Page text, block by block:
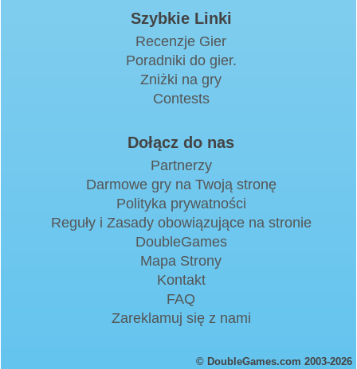
Szybkie Linki
Recenzje Gier
Poradniki do gier.
Zniżki na gry
Contests
Dołącz do nas
Partnerzy
Darmowe gry na Twoją stronę
Polityka prywatności
Reguły i Zasady obowiązujące na stronie
DoubleGames
Mapa Strony
Kontakt
FAQ
Zareklamuj się z nami
© DoubleGames.com 2003-2026